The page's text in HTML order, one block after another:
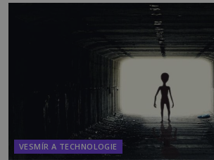
VESMÍR A TECHNOLOGIE